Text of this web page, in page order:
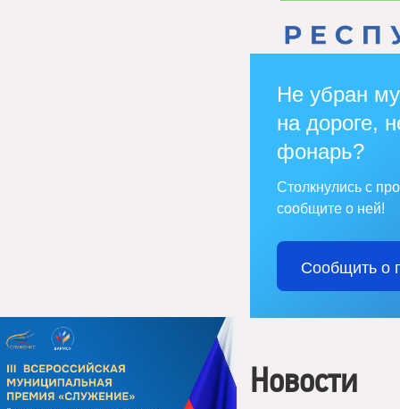
Не убран
на дороге,
фонарь?
Столкнулись с
сообщите о ней!
Сообщить о
Новости